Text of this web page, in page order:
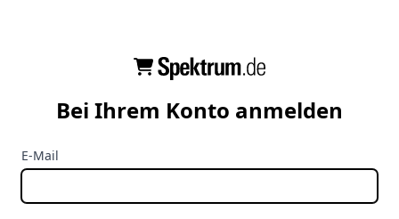
Bei Ihrem Konto anmelden
E-Mail